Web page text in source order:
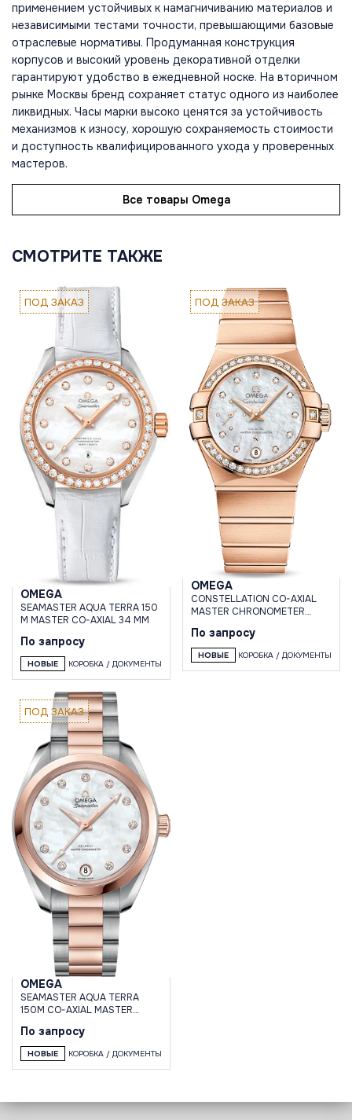
применением устойчивых к намагничиванию материалов и
независимыми тестами точности, превышающими базовые
отраслевые нормативы. Продуманная конструкция
корпусов и высокий уровень декоративной отделки
гарантируют удобство в ежедневной носке. На вторичном
рынке Москвы бренд сохраняет статус одного из наиболее
ликвидных. Часы марки высоко ценятся за устойчивость
механизмов к износу, хорошую сохраняемость стоимости
и доступность квалифицированного ухода у проверенных
мастеров.
Все товары Omega
СМОТРИТЕ ТАКЖЕ
ПОД ЗАКАЗ
OMEGA
SEAMASTER AQUA TERRA 150
M MASTER CO-AXIAL 34 MM
По запросу
НОВЫЕ КОРОБКА / ДОКУМЕНТЫ
ПОД ЗАКАЗ
OMEGA
CONSTELLATION CO-AXIAL
MASTER CHRONOMETER
По запросу
НОВЫЕ КОРОБКА / ДОКУМЕНТЫ
ПОД ЗАКАЗ
OMEGA
SEAMASTER AQUA TERRA
150M CO-AXIAL MASTER
По запросу
НОВЫЕ КОРОБКА / ДОКУМЕНТЫ